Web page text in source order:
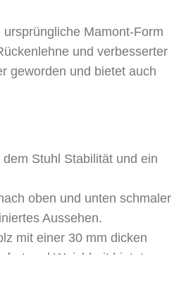
Mamont-Form
und verbesserter
geworden und bietet auch
Stuhl Stabilität und ein
oben und unten schmaler
Aussehen.
mit einer 30 mm dicken
und Weichheit bietet.